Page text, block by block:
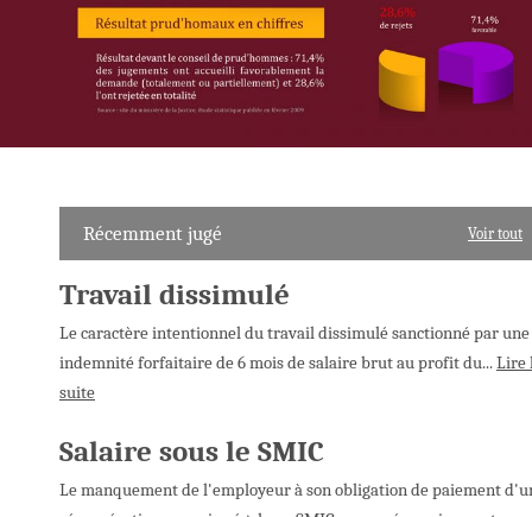
Récemment jugé Voir tout
Travail dissimulé
Le caractère intentionnel du travail dissimulé sanctionné par une
indemnité forfaitaire de 6 mois de salaire brut au profit du...Lire
suite
Salaire sous le SMIC
Le manquement de l'employeur à son obligation de paiement